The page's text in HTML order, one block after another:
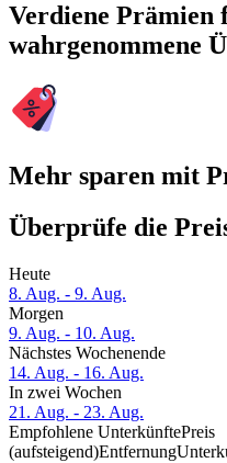
Verdiene Prämien
wahrgenommene
Mehr sparen mit
Überprüfe die
Heute
8. Aug. - 9. Aug.
Morgen
9. Aug. - 10. Aug.
Nächstes Wochenende
14. Aug. - 16. Aug.
In zwei Wochen
21. Aug. - 23. Aug.
Empfohlene UnterkünftePreis
(aufsteigend)Entfernung